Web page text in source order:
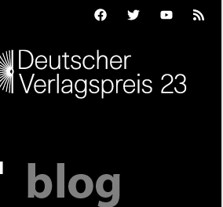
FacebookTwitterYoutubeFeed